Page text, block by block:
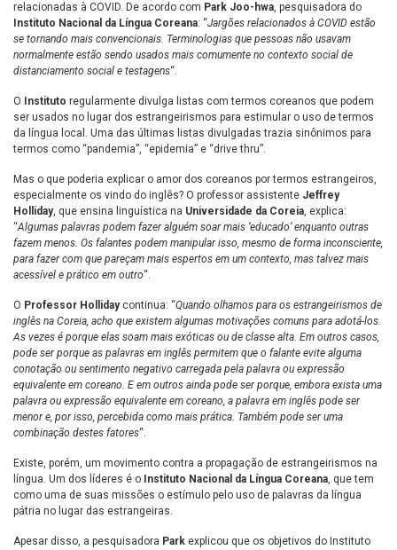
relacionadas à COVID. De acordo com Park Joo-hwa, pesquisadora do
Instituto Nacional da Língua Coreana: “Jargões relacionados à COVID estão
se tornando mais convencionais. Terminologias que pessoas não usavam
normalmente estão sendo usados mais comumente no contexto social de
distanciamento social e testagens“.
O Instituto regularmente divulga listas com termos coreanos que podem
ser usados no lugar dos estrangeirismos para estimular o uso de termos
da língua local. Uma das últimas listas divulgadas trazia sinônimos para
termos como “pandemia”, “epidemia” e “drive thru”.
Mas o que poderia explicar o amor dos coreanos por termos estrangeiros,
especialmente os vindo do inglês? O professor assistente Jeffrey
Holliday, que ensina linguística na Universidade da Coreia, explica:
“Algumas palavras podem fazer alguém soar mais ‘educado’ enquanto outras
fazem menos. Os falantes podem manipular isso, mesmo de forma inconsciente,
para fazer com que pareçam mais espertos em um contexto, mas talvez mais
acessível e prático em outro“.
O Professor Hollidaycontinua: “Quando olhamos para os estrangeirismos de
inglês na Coreia, acho que existem algumas motivações comuns para adotá-los.
As vezes é porque elas soam mais exóticas ou de classe alta. Em outros casos,
pode ser porque as palavras em inglês permitem que o falante evite alguma
conotação ou sentimento negativo carregada pela palavra ou expressão
equivalente em coreano. E em outros ainda pode ser porque, embora exista uma
palavra ou expressão equivalente em coreano, a palavra em inglês pode ser
menor e, por isso, percebida como mais prática. Também pode ser uma
combinação destes fatores“.
Existe, porém, um movimento contra a propagação de estrangeirismos na
língua. Um dos líderes é o Instituto Nacional da Língua Coreana, que tem
como uma de suas missões o estímulo pelo uso de palavras da língua
pátria no lugar das estrangeiras.
Apesar disso, a pesquisadora Park explicou que os objetivos do Instituto